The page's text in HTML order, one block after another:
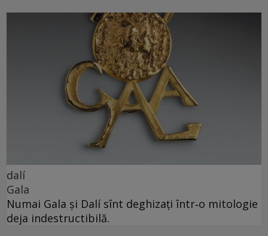
dalí
Gala
Numai Gala și Dalí sînt deghizați într‑o mitologie
deja indestructibilă.